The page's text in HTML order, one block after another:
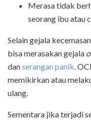
Merasa tidak
seorang ibu atau
Selain gejala
bisa merasakan gejala
danserangan panik.
memikirkan atau
ulang.
Sementara jika terjadi